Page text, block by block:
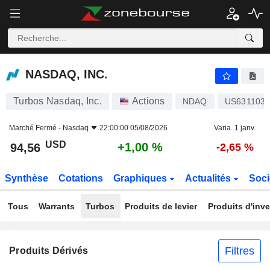
NASDAQ, INC.
NASDAQ, INC.
Turbos Nasdaq, Inc. Actions NDAQ
Marché Fermé - Nasdaq 22:00:00 05/08/2026 Varia. 1 janv.
94,56 USD +1,00 % -2,65 %
Synthèse Cotations Graphiques Actualités
Tous Warrants Turbos Produits de levier Produits
Produits Dérivés Filtres